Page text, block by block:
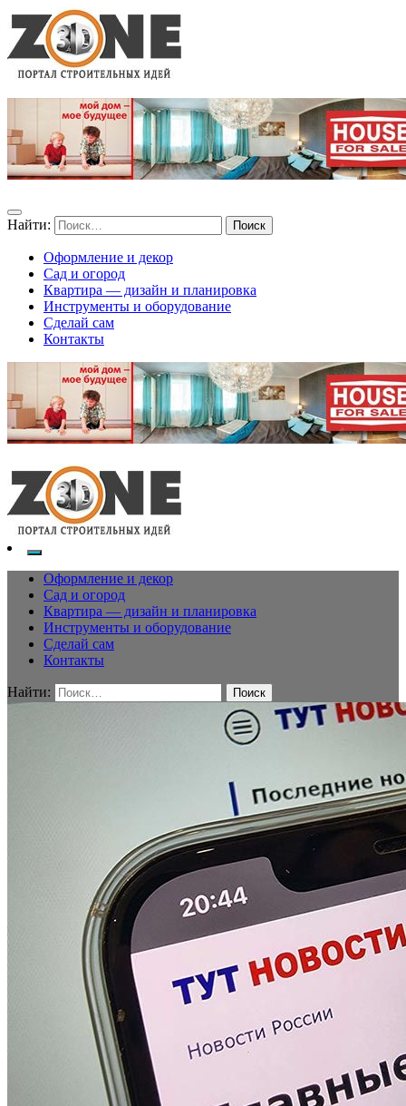
Найти:
Оформление и декор
Сад и огород
Квартира — дизайн и планировка
Инструменты и оборудование
Сделай сам
Контакты
Оформление и декор
Сад и огород
Квартира — дизайн и планировка
Инструменты и оборудование
Сделай сам
Контакты
Найти: